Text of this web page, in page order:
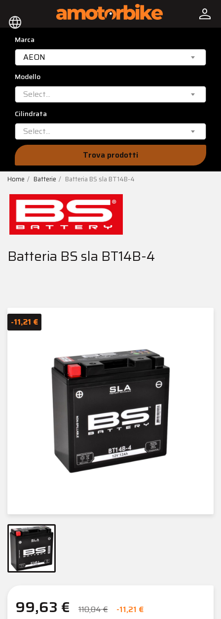
language person
Marca
AEON
Modello
Select...
Cilindrata
Select...
Trova prodotti
Home Batterie Batteria BS sla BT14B-4
Batteria BS sla BT14B-4
-11,21 €
99,63 € 110,84 € -11,21 €